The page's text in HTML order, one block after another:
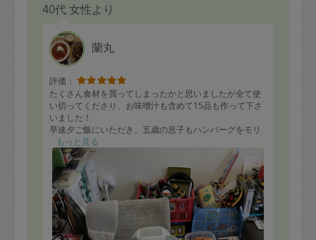
40代 女性より
蘭丸
評価：
たくさん食材を買ってしまったかと思いましたが全て使
い切ってくださり、お味噌汁も含めて15品も作って下さ
いました！
早速夕ご飯にいただき、五歳の息子もハンバーグをモリ
モリ食べています！
今週一週間、ご飯の心配をせず安心して過ごせます。
仕事を終えて帰宅後にご飯があるのは本当にありがたい
です。
今日はありがとうございました！
もっと見る